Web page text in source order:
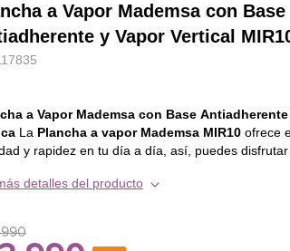
a Vapor Mademsa con Base
y Vapor Vertical
a Vapor Mademsa con Base
La Plancha a vapor Mademsa MIR10 ofrece
y rapidez en tu día a día, así, puedes
las arrugas más persistentes, para que se alisen
detalles del producto
990